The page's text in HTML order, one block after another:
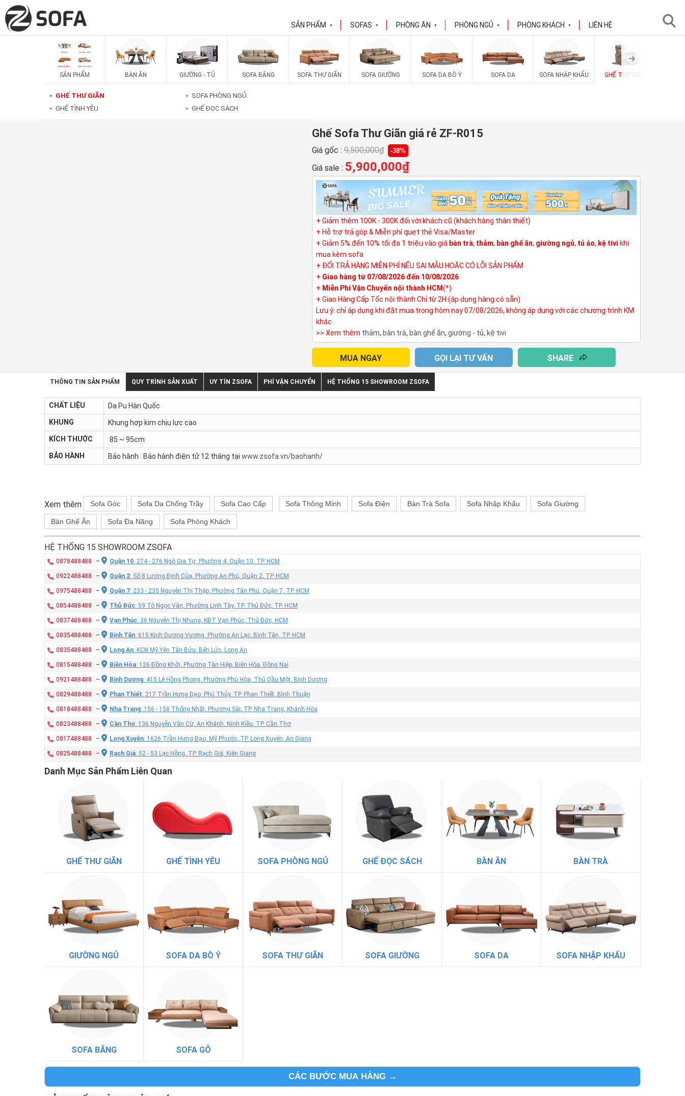
SẢN PHẨM ▼ SOFAS ▼ PHÒNG ĂN ▼ PHÒNG NGỦ ▼ PHÒNG KHÁCH ▼ LIÊN HỆ
SẢN PHẨM BÀN ĂN GIƯỜNG - TỦ SOFA BĂNG SOFA THƯ GIÃN SOFA GIƯỜNG SOFA DA BÒ Ý SOFA DA SOFA NHẬP KHẨU GHẾ THƯ GIÃN
► GHẾ THƯ GIÃN
► GHẾ TÌNH YÊU
► SOFA PHÒNG NGỦ
► GHẾ ĐỌC SÁCH
Ghế Sofa Thư Giãn giá rẻ ZF-R015
Giá gốc : 9,500,000₫ -38%
Giá sale : 5,900,000₫
+ Giảm thêm 100K - 300K đối với khách cũ (khách hàng thân thiết)
+ Hỗ trợ trả góp & Miễn phí quẹt thẻ Visa/Master
+ Giảm 5% đến 10% tối đa 1 triệu vào giá bàn trà, thảm, bàn ghế ăn, giường ngủ, tủ áo, kệ tivi khi
mua kèm sofa
+ ĐỔI TRẢ HÀNG MIỄN PHÍ NẾU SAI MẪU HOẶC CÓ LỖI SẢN PHẨM
+ Giao hàng từ 07/08/2026 đến 10/08/2026
+ Miễn Phí Vận Chuyển nội thành HCM(*)
+ Giao Hàng Cấp Tốc nội thành Chỉ từ 2H (áp dụng hàng có sẵn)
Lưu ý: chỉ áp dụng khi đặt mua trong hôm nay 07/08/2026, không áp dụng với các chương trình KM
khác
>> Xem thêm thảm, bàn trà, bàn ghế ăn, giường - tủ, kệ tivi
MUA NGAY GỌI LẠI TƯ VẤN SHARE
THÔNG TIN SẢN PHẨM QUY TRÌNH SẢN XUẤT UY TÍN ZSOFA PHÍ VẬN CHUYỂN HỆ THỐNG 15 SHOWROOM ZSOFA
CHẤT LIỆU
Da Pu Hàn Quốc
KHUNG
Khung hợp kim chịu lực cao
KÍCH THƯỚC
85 ~ 95cm
BẢO HÀNH
Bảo hành : Bảo hành điện tử 12 tháng tại www.zsofa.vn/baohanh/
Xem thêm Sofa Góc Sofa Da Chống Trầy Sofa Cao Cấp Sofa Thông Minh Sofa Điện Bàn Trà Sofa Sofa Nhập Khẩu Sofa Giường
Bàn Ghế Ăn Sofa Đa Năng Sofa Phòng Khách
HỆ THỐNG 15 SHOWROOM ZSOFA
0878488488 – Quận 10: 274 - 276 Ngô Gia Tự, Phường 4, Quận 10, TP. HCM
0922488488 – Quận 2: Số 8 Lương Định Của, Phường An Phú, Quận 2, TP. HCM
0975488488 – Quận 7: 233 - 235 Nguyễn Thị Thập, Phường Tân Phú, Quận 7, TP. HCM
0854488488 – Thủ Đức: 59 Tô Ngọc Vân, Phường Linh Tây, TP. Thủ Đức, TP. HCM
0837488488 – Vạn Phúc: 36 Nguyễn Thị Nhung, KĐT Vạn Phúc, Thủ Đức, HCM
0835488488 – Bình Tân: 615 Kinh Dương Vương, Phường An Lạc, Bình Tân, TP. HCM
0835488488 – Long An: KCN Mỹ Yên Tân Bửu, Bến Lức, Long An
0815488488 – Biên Hòa: 126 Đồng Khởi, Phường Tân Hiệp, Biên Hòa, Đồng Nai
0921488488 – Bình Dương: 415 Lê Hồng Phong, Phường Phú Hòa, Thủ Dầu Một, Bình Dương
0829488488 – Phan Thiết: 217 Trần Hưng Đạo, Phú Thủy, TP. Phan Thiết, Bình Thuận
0818488488 – Nha Trang: 156 - 158 Thống Nhất, Phương Sài, TP. Nha Trang, Khánh Hòa
0823488488 – Cần Thơ: 136 Nguyễn Văn Cừ, An Khánh, Ninh Kiều, TP. Cần Thơ
0817488488 – Long Xuyên: 1626 Trần Hưng Đạo, Mỹ Phước, TP. Long Xuyên, An Giang
0825488488 – Rạch Giá: 52 - 53 Lạc Hồng, TP. Rạch Giá, Kiên Giang
Danh Mục Sản Phẩm Liên Quan
GHẾ THƯ GIÃN GHẾ TÌNH YÊU SOFA PHÒNG NGỦ GHẾ ĐỌC SÁCH BÀN ĂN BÀN TRÀ
GIƯỜNG NGỦ SOFA DA BÒ Ý SOFA THƯ GIÃN SOFA GIƯỜNG SOFA DA SOFA NHẬP KHẨU
SOFA BĂNG SOFA GỖ
CÁC BƯỚC MUA HÀNG →